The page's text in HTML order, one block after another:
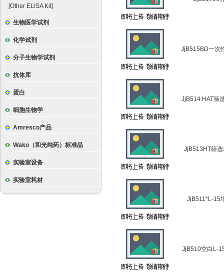
[Other ELISA Kit]
生物医学试剂
化学试剂
分子生物学试剂
抗体库
蛋白
细胞生物学
Amresco产品
Wako（和光纯药）标准品
实验室设备
实验室耗材
JjB515BD一次
JjB514 HAT筛
JjB513HT筛
JjB511*L-15
JjB510空白L-